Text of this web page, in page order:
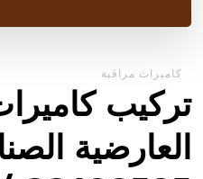
كاميرات مراقبة
تركيب
العارضية